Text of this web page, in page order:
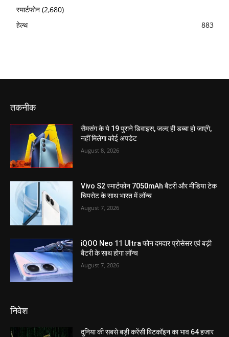
स्मार्टफोन (2,680)
हेल्थ
883
तकनीक
सैमसंग के ये 19 पुराने डिवाइस, जल्द ही डब्बा हो जाएंगे,
नहीं मिलेगा कोई अपडेट
August 8, 2026
Vivo S2 स्मार्टफोन 7050mAh बैटरी और मीडिया टेक
चिपसेट के साथ भारत में लॉन्च
August 7, 2026
iQOO Neo 11 Ultra फोन दमदार प्रोसेसर एवं बड़ी
बैटरी के साथ होगा लॉन्च
August 7, 2026
निवेश
दुनिया की सबसे बड़ी करेंसी बिटकॉइन का भाव 64 हजार